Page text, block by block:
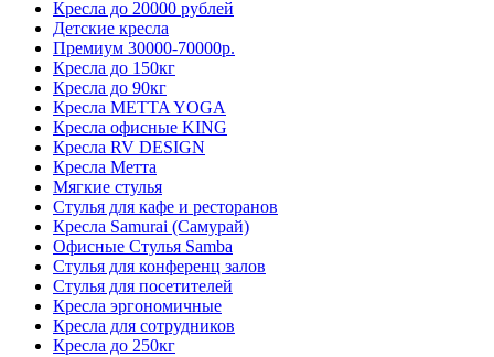
Кресла до 20000 рублей
Детские кресла
Премиум 30000-70000р.
Кресла до 150кг
Кресла до 90кг
Кресла METTA YOGA
Кресла офисные KING
Кресла RV DESIGN
Кресла Метта
Мягкие стулья
Стулья для кафе и ресторанов
Кресла Samurai (Самурай)
Офисные Стулья Samba
Стулья для конференц залов
Стулья для посетителей
Кресла эргономичные
Кресла для сотрудников
Кресла до 250кг